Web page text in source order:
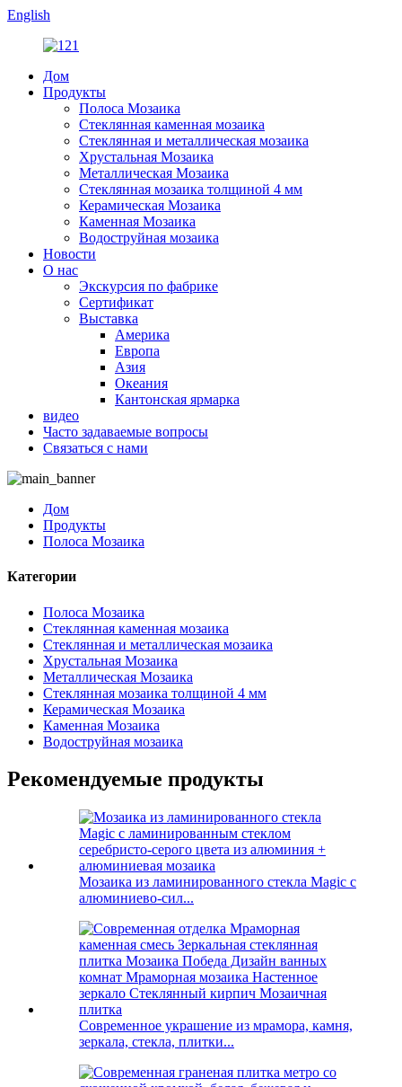
English
Дом
Продукты
Полоса Мозаика
Стеклянная каменная мозаика
Стеклянная и металлическая мозаика
Хрустальная Мозаика
Металлическая Мозаика
Стеклянная мозаика толщиной 4 мм
Керамическая Мозаика
Каменная Мозаика
Водоструйная мозаика
Новости
О нас
Экскурсия по фабрике
Сертификат
Выставка
Америка
Европа
Азия
Океания
Кантонская ярмарка
видео
Часто задаваемые вопросы
Связаться с нами
Дом
Продукты
Полоса Мозаика
Категории
Полоса Мозаика
Стеклянная каменная мозаика
Стеклянная и металлическая мозаика
Хрустальная Мозаика
Металлическая Мозаика
Стеклянная мозаика толщиной 4 мм
Керамическая Мозаика
Каменная Мозаика
Водоструйная мозаика
Рекомендуемые продукты
Мозаика из ламинированного стекла Magic с
алюминиево-сил...
Современное украшение из мрамора, камня,
зеркала, стекла, плитки...